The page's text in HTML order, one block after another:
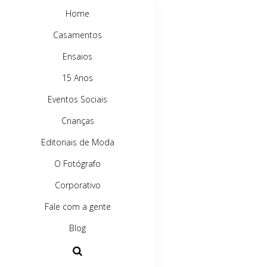
Home
Casamentos
Ensaios
15 Anos
Eventos Sociais
Crianças
Editoriais de Moda
O Fotógrafo
Corporativo
Fale com a gente
Blog